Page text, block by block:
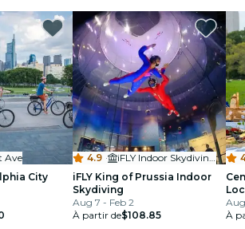
Ave
City
4.9 ·
iFLY Indoor Skydiving Philadelphia
iFLY King of Prussia Indoor
Skydiving
Aug 7 - Feb 2
À partir de$108.85
À